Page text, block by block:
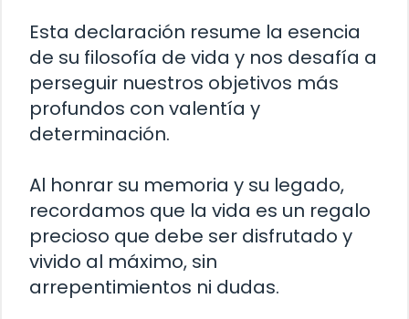
Esta declaración resume la esencia
de su filosofía de vida y nos desafía a
perseguir nuestros objetivos más
profundos con valentía y
determinación.
Al honrar su memoria y su legado,
recordamos que la vida es un regalo
precioso que debe ser disfrutado y
vivido al máximo, sin
arrepentimientos ni dudas.